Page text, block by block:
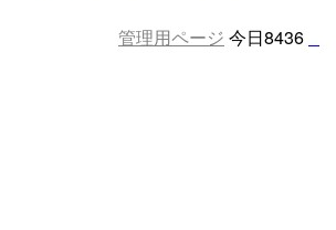
管理用ページ 今日8436